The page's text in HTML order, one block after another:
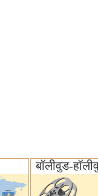
बॉलीवुड-